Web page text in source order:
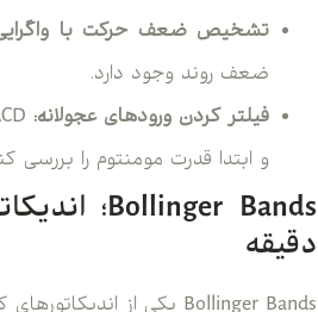
تشخیص ضعف حرکت با
ضعف روند وجود دارد.
فیلتر کردن ورودهای عجولانه:
و ابتدا قدرت مومنتوم را بررسی
دقیقه